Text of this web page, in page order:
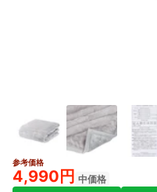
参考価格
4,990円 中価格